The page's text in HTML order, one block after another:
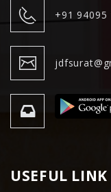
+91 94095
USEFUL LINK